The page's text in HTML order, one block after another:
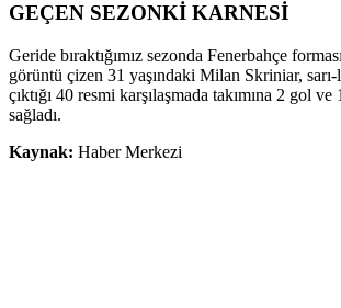
GEÇEN SEZONKİ KARNESİ
Geride bıraktığımız sezonda Fenerbahçe
görüntü çizen 31 yaşındaki Milan Skriniar,
çıktığı 40 resmi karşılaşmada takımına 2 gol ve
sağladı.
Kaynak: Haber Merkezi